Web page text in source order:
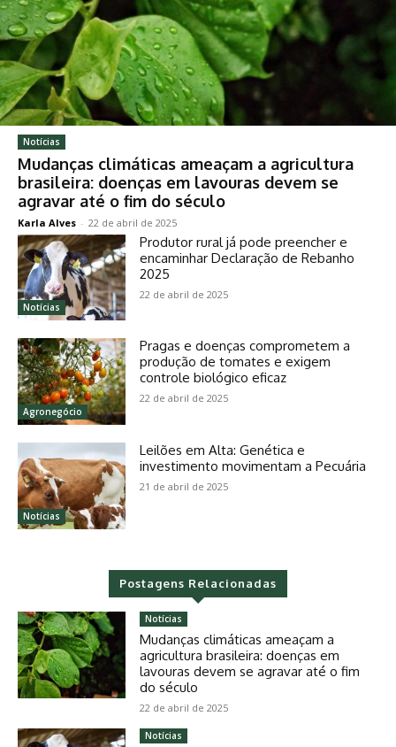
Notícias
Mudanças climáticas ameaçam a agricultura
brasileira: doenças em lavouras devem se
agravar até o fim do século
Karla Alves - 22 de abril de 2025
Notícias
Produtor rural já pode preencher e
encaminhar Declaração de Rebanho
2025
22 de abril de 2025
Agronegócio
Pragas e doenças comprometem a
produção de tomates e exigem
controle biológico eficaz
22 de abril de 2025
Notícias
Leilões em Alta: Genética e
investimento movimentam a Pecuária
21 de abril de 2025
Postagens Relacionadas
Notícias
Mudanças climáticas ameaçam a
agricultura brasileira: doenças em
lavouras devem se agravar até o fim
do século
22 de abril de 2025
Notícias